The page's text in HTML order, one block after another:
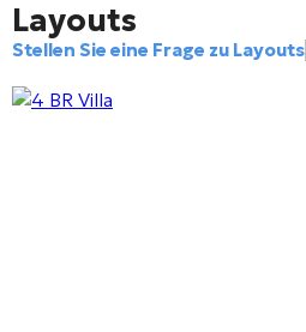
Layouts
Stellen Sie eine Frage zu Layouts